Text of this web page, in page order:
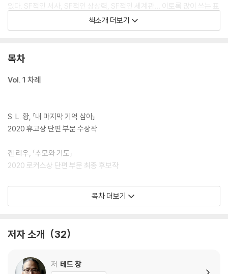
있다. SF적인 서사, SF적인 상상력, SF적인 세계관… 이토록 많이 쓰는 표
현인데, 도대체 ‘SF적인’ 것이 뭘까? 우리는 이토록 SF적인 세계를 어떻게
살아야 할까? 그 물음에 대한 대답을, 세계적인 SF 작가들의 생각을 이 책
책소개 더보기
목차
Vol. 1 차례
S. L. 황, 「내 마지막 기억 삼아」
2020 휴고상 단편 부문 수상작
켄 리우, 「추모와 기도」
2020 로커스상 단편 부문 최종 후보작
테드 창, 「2059년에도 부유층 자녀들이 여전히 유리한 이유」
2020 로커스상 단편 부문 최종 후보작
2020 휴고상?네뷸러상 중편 부문 최종 후보작
목차 더보기
저자 소개 32
저 테드 창